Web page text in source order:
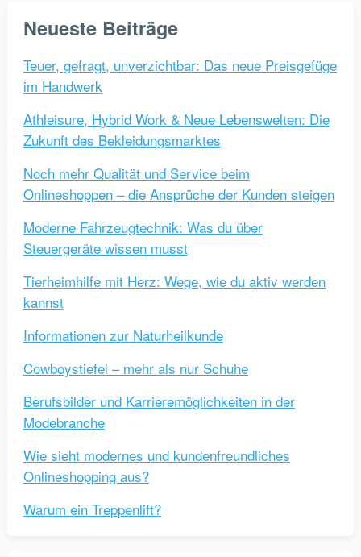
Neueste Beiträge
Teuer, gefragt, unverzichtbar: Das neue Preisgefüge
im Handwerk
Athleisure, Hybrid Work & Neue Lebenswelten: Die
Zukunft des Bekleidungsmarktes
Noch mehr Qualität und Service beim
Onlineshoppen – die Ansprüche der Kunden steigen
Moderne Fahrzeugtechnik: Was du über
Steuergeräte wissen musst
Tierheimhilfe mit Herz: Wege, wie du aktiv werden
kannst
Informationen zur Naturheilkunde
Cowboystiefel – mehr als nur Schuhe
Berufsbilder und Karrieremöglichkeiten in der
Modebranche
Wie sieht modernes und kundenfreundliches
Onlineshopping aus?
Warum ein Treppenlift?